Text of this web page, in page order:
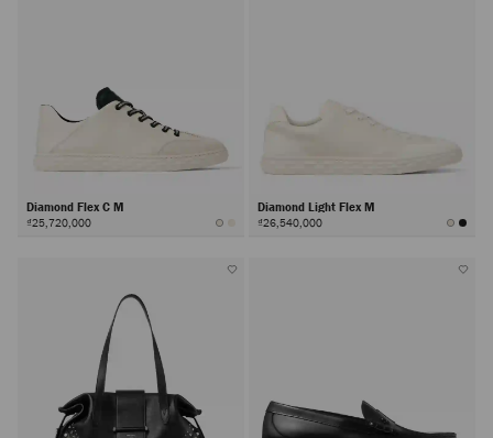
Diamond Flex C M
₫25,720,000
Diamond Light Flex M
₫26,540,000